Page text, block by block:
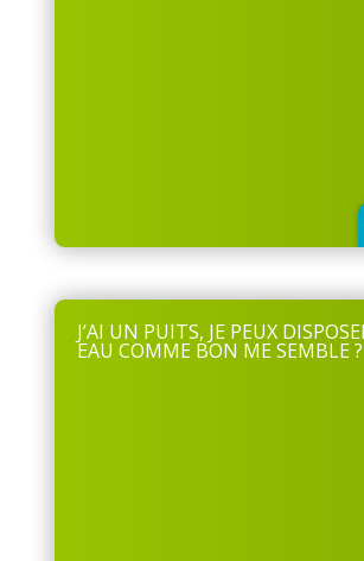
J’AI UN PUITS, JE PEUX
EAU COMME BON ME SEMBLE ?